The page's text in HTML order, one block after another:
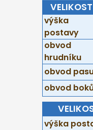
VELIKOST
výška
postavy
obvod
hrudníku
obvod
obvod
výška